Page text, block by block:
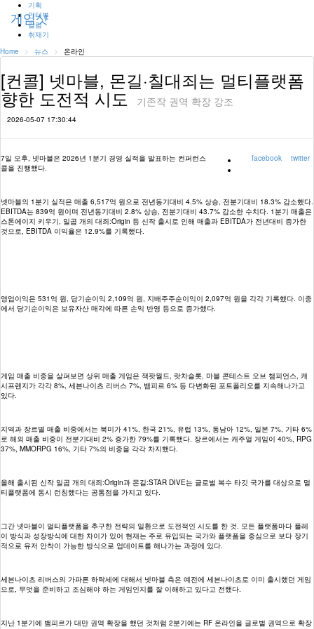
게임샷
기획
인터뷰
칼럼
취재기
Home
뉴스 온라인
[컨콜] 넷마블, 몬길·칠대죄는 멀티플랫폼
향한 도전적 시도 기존작 권역 확장 강조
2026-05-07 17:30:44
facebook twitter
7일 오후, 넷마블은 2026년 1분기 경영 실적을 발표하는 컨퍼런스
콜을 진행했다.
넷마블의 1분기 실적은 매출 6,517억 원으로 전년동기대비 4.5% 상승, 전분기대비 18.3% 감소했다.
EBITDA는 839억 원이며 전년동기대비 2.8% 상승, 전분기대비 43.7% 감소한 수치다. 1분기 매출은
스톤에이지 키우기, 일곱 개의 대죄:Origin 등 신작 출시로 인해 매출과 EBITDA가 전년대비 증가한
것으로, EBITDA 이익율은 12.9%를 기록했다.
영업이익은 531억 원, 당기순이익 2,109억 원, 지배주주순이익이 2,097억 원을 각각 기록했다. 이중
에서 당기순이익은 보유자산 매각에 따른 손익 반영 등으로 증가했다.
게임 매출 비중을 살펴보면 상위 매출 게임은 잭팟월드, 랏차슬롯, 마블 콘테스트 오브 챔피언스, 캐
시프렌지가 각각 8%, 세븐나이츠 리버스 7%, 뱀피르 6% 등 다변화된 포트폴리오를 지속해나가고
있다.
지역과 장르별 매출 비중에서는 북미가 41%, 한국 21%, 유럽 13%, 동남아 12%, 일본 7%, 기타 6%
로 해외 매출 비중이 전분기대비 2% 증가한 79%를 기록했다. 장르에서는 캐주얼 게임이 40%, RPG
37%, MMORPG 16%, 기타 7%의 비중을 각각 차지했다.
올해 출시된 신작 일곱 개의 대죄:Origin과 몬길:STAR DIVE는 글로벌 복수 타깃 국가를 대상으로 멀
티플랫폼에 동시 런칭했다는 공통점을 가지고 있다.
그간 넷마블이 멀티플랫폼을 추구한 전략의 일환으로 도전적인 시도를 한 것. 모든 플랫폼마다 플레
이 방식과 성장방식에 대한 차이가 있어 현재는 주로 유입되는 국가와 플랫폼을 중심으로 보다 장기
적으로 유저 안착이 가능한 방식으로 업데이트를 해나가는 과정에 있다.
세븐나이츠 리버스의 가파른 하락세에 대해서 넷마블 측은 예전에 세븐나이츠로 이미 출시했던 게임
으로, 무엇을 준비하고 조심해야 하는 게임인지를 잘 이해하고 있다고 전했다.
지난 1분기에 뱀피르가 대만 권역 확장을 했던 것처럼 2분기에는 RF 온라인을 글로벌 권역으로 확장